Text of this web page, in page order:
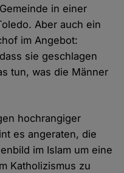
in einer
Aber auch ein
im Angebot:
sie geschlagen
tun, was die Männer
hochrangiger
es angeraten, die
im Islam um eine
Katholizismus zu